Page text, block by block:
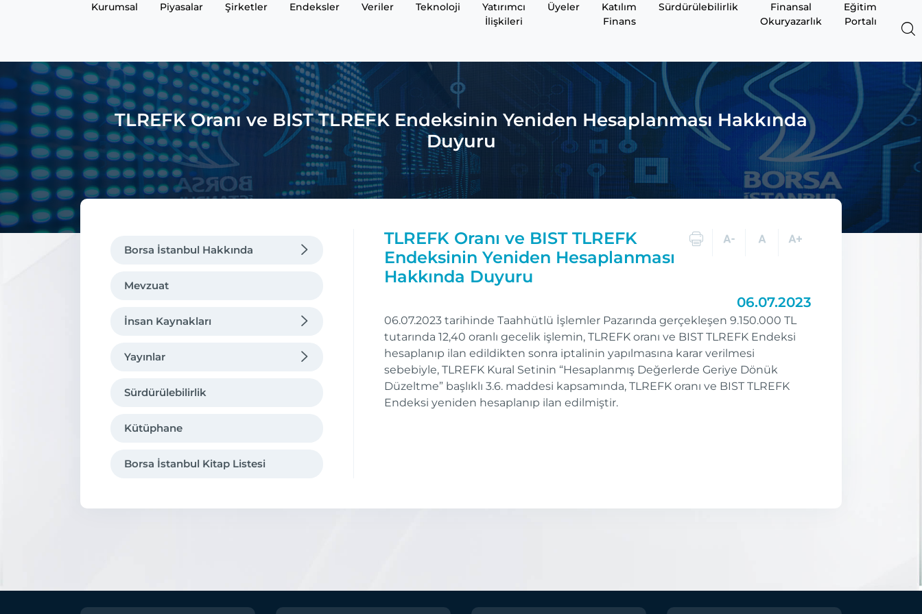
Kurumsal Piyasalar Şirketler Endeksler Veriler Teknoloji
Yatırımcı
İlişkileri
Üyeler
Katılım
Finans
Sürdürülebilirlik
Finansal
Okuryazarlık
Eğitim
Portalı
TLREFK Oranı ve BIST TLREFK Endeksinin Yeniden Hesaplanması Hakkında
Duyuru
Borsa İstanbul Hakkında
Hukuki Çerçeve
Tarihsel Gelişmeler
İştirakler
Mevzuat
İnsan Kaynakları
Yayınlar
Sürdürülebilirlik
Kütüphane
Borsa İstanbul Kitap Listesi
TLREFK Oranı ve BIST TLREFK
Endeksinin Yeniden Hesaplanması
Hakkında Duyuru
06.07.2023
06.07.2023 tarihinde Taahhütlü İşlemler Pazarında gerçekleşen 9.150.000 TL
tutarında 12,40 oranlı gecelik işlemin, TLREFK oranı ve BIST TLREFK Endeksi
hesaplanıp ilan edildikten sonra iptalinin yapılmasına karar verilmesi
sebebiyle, TLREFK Kural Setinin “Hesaplanmış Değerlerde Geriye Dönük
Düzeltme” başlıklı 3.6. maddesi kapsamında, TLREFK oranı ve BIST TLREFK
Endeksi yeniden hesaplanıp ilan edilmiştir.